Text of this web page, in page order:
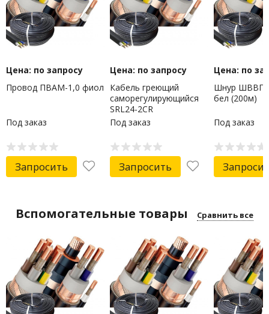
Цена: по запросу
Провод ПВАМ-1,0 фиол
Под заказ
Запросить
Цена: по запросу
Кабель греющий
саморегулирующийся
SRL24-2CR
экранированный, 24Вт/
м, 200м REXANT
Под заказ
Запросить
Цена: по
Шнур ШВВП-
бел (200м)
Под заказ
Вспомогательные товары Сравнить все